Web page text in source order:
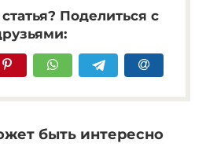
Поделиться с
быть интересно